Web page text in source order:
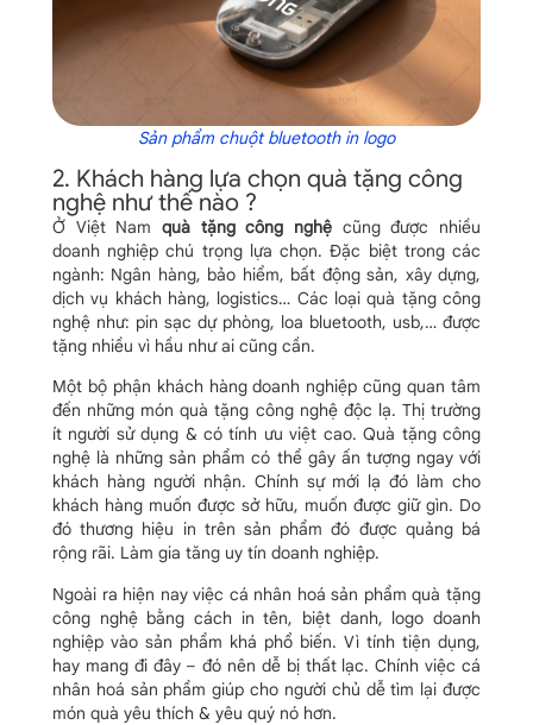
Sản phẩm chuột bluetooth in logo
2. Khách hàng lựa chọn quà tặng công
nghệ như thế nào ?
Ở Việt Nam quà tặng công nghệ cũng được nhiều
doanh nghiệp chú trọng lựa chọn. Đặc biệt trong các
ngành: Ngân hàng, bảo hiểm, bất động sản, xây dựng,
dịch vụ khách hàng, logistics… Các loại quà tặng công
nghệ như: pin sạc dự phòng, loa bluetooth, usb,… được
tặng nhiều vì hầu như ai cũng cần.
Một bộ phận khách hàng doanh nghiệp cũng quan tâm
đến những món quà tặng công nghệ độc lạ. Thị trường
ít người sử dụng & có tính ưu việt cao. Quà tặng công
nghệ là những sản phẩm có thể gây ấn tượng ngay với
khách hàng người nhận. Chính sự mới lạ đó làm cho
khách hàng muốn được sở hữu, muốn được giữ gìn. Do
đó thương hiệu in trên sản phẩm đó được quảng bá
rộng rãi. Làm gia tăng uy tín doanh nghiệp.
Ngoài ra hiện nay việc cá nhân hoá sản phẩm quà tặng
công nghệ bằng cách in tên, biệt danh, logo doanh
nghiệp vào sản phẩm khá phổ biến. Vì tính tiện dụng,
hay mang đi đây – đó nên dễ bị thất lạc. Chính việc cá
nhân hoá sản phẩm giúp cho người chủ dễ tìm lại được
món quà yêu thích & yêu quý nó hơn.